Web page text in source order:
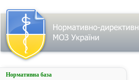
Нормативна база